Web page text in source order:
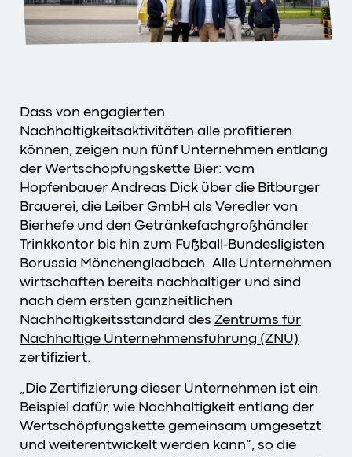
Dass von engagierten
Nachhaltigkeitsaktivitäten alle profitieren
können, zeigen nun fünf Unternehmen entlang
der Wertschöpfungskette Bier: vom
Hopfenbauer Andreas Dick über die Bitburger
Brauerei, die Leiber GmbH als Veredler von
Bierhefe und den Getränkefachgroßhändler
Trinkkontor bis hin zum Fußball-Bundesligisten
Borussia Mönchengladbach. Alle Unternehmen
wirtschaften bereits nachhaltiger und sind
nach dem ersten ganzheitlichen
Nachhaltigkeitsstandard des Zentrums für
Nachhaltige Unternehmensführung (ZNU)
zertifiziert.
„Die Zertifizierung dieser Unternehmen ist ein
Beispiel dafür, wie Nachhaltigkeit entlang der
Wertschöpfungskette gemeinsam umgesetzt
und weiterentwickelt werden kann“, so die